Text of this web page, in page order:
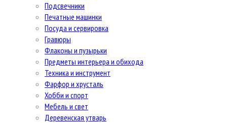
Подсвечники
Печатные машинки
Посуда и сервировка
Гравюры
Флаконы и пузырьки
Предметы интерьера и обихода
Техника и инструмент
Фарфор и хрусталь
Хобби и спорт
Мебель и свет
Деревенская утварь